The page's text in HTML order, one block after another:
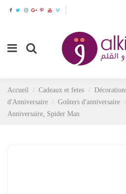
Accueil Cadeaux et fetes
d'Anniversaire
Goûters d'anniversaire
Anniversaire, Spider Man